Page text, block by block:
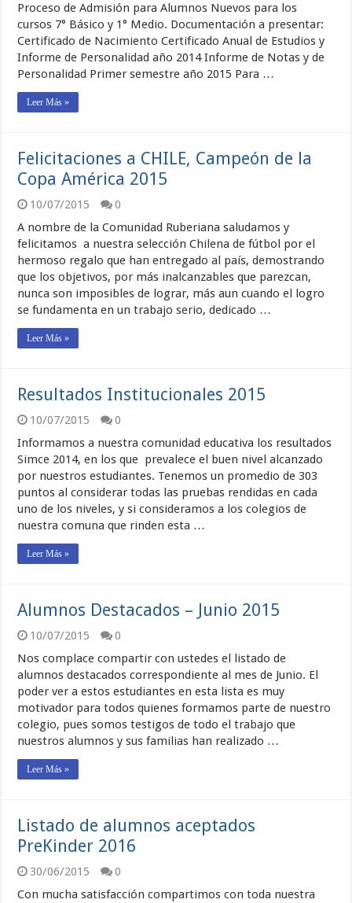
Proceso de Admisión para Alumnos Nuevos para los
cursos 7° Básico y 1° Medio. Documentación a presentar:
Certificado de Nacimiento Certificado Anual de Estudios y
Informe de Personalidad año 2014 Informe de Notas y de
Personalidad Primer semestre año 2015 Para …
Leer Más »
Felicitaciones a CHILE, Campeón de la
Copa América 2015
10/07/2015
0
A nombre de la Comunidad Ruberiana saludamos y
felicitamos a nuestra selección Chilena de fútbol por el
hermoso regalo que han entregado al país, demostrando
que los objetivos, por más inalcanzables que parezcan,
nunca son imposibles de lograr, más aun cuando el logro
se fundamenta en un trabajo serio, dedicado …
Leer Más »
Resultados Institucionales 2015
10/07/2015
0
Informamos a nuestra comunidad educativa los resultados
Simce 2014, en los que prevalece el buen nivel alcanzado
por nuestros estudiantes. Tenemos un promedio de 303
puntos al considerar todas las pruebas rendidas en cada
uno de los niveles, y si consideramos a los colegios de
nuestra comuna que rinden esta …
Leer Más »
Alumnos Destacados – Junio 2015
10/07/2015
0
Nos complace compartir con ustedes el listado de
alumnos destacados correspondiente al mes de Junio. El
poder ver a estos estudiantes en esta lista es muy
motivador para todos quienes formamos parte de nuestro
colegio, pues somos testigos de todo el trabajo que
nuestros alumnos y sus familias han realizado …
Leer Más »
Listado de alumnos aceptados
PreKinder 2016
30/06/2015
0
Con mucha satisfacción compartimos con toda nuestra